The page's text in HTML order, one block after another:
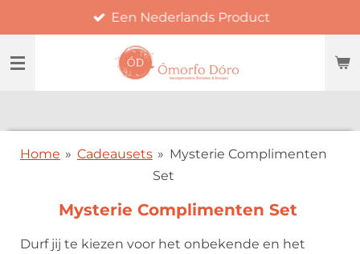
naar
Een Nederlands Product
Home » Cadeausets » Mysterie Complimenten
Set
Mysterie Complimenten Set
Durf jij te kiezen voor het onbekende en het